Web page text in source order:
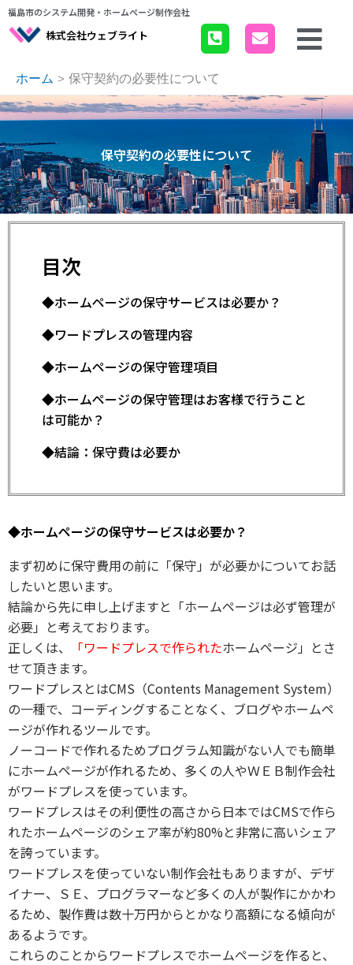
内
容
キ
ッ
福島市のシステム開発・ホームページ制作会社
株式会社ウェブライト
ホーム 保守契約の必要性について
保守契約の必要性について
目次
◆ホームページの保守サービスは必要か？
◆ワードプレスの管理内容
◆ホームページの保守管理項目
◆ホームページの保守管理はお客様で行うこと
は可能か？
◆結論：保守費は必要か
◆ホームページの保守サービスは必要か？
まず初めに保守費用の前に「保守」が必要かについてお話
したいと思います。
結論から先に申し上げますと「ホームページは必ず管理が
必要」と考えております。
正しくは、
「ワードプレスで作られたホームページ」とさ
せて頂きます。
ワードプレスとはCMS（Contents Management System）
の一種で、コーディングすることなく、ブログやホームペ
ージが作れるツールです。
ノーコードで作れるためプログラム知識がない人でも簡単
にホームページが作れるため、多くの人やＷＥＢ制作会社
がワードプレスを使っています。
ワードプレスはその利便性の高さから日本ではCMSで作ら
れたホームページのシェア率が約80%と非常に高いシェア
を誇っています。
ワードプレスを使っていない制作会社もありますが、デザ
イナー、ＳＥ、プログラマーなど多くの人が製作にかかわ
るため、製作費は数十万円からとかなり高額になる傾向が
あるようです。
これらのことからワードプレスでホームページを作ると、